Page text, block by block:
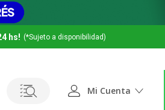
hs! (*Sujeto a disponibilidad)
Mi Cuenta